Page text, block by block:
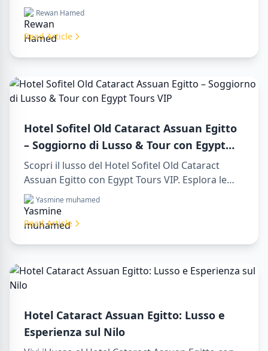
Assuan Egitto. Esplora indimenticabili day tours
in luxor egypt e goditi un memorabile day trip to
aswan from luxor.
Rewan Hamed
Read Article
Hotel Sofitel Old Cataract Assuan Egitto
– Soggiorno di Lusso & Tour con Egypt
Tours VIP
Scopri il lusso del Hotel Sofitel Old Cataract
Assuan Egitto con Egypt Tours VIP. Esplora le
attrazioni di Assuan, goditi la vista sul Nilo e i
nostri servizi turistici premium. Prenota subito il
tuo viaggio da sogno in Egitto!
Yasmine muhamed
Read Article
Hotel Cataract Assuan Egitto: Lusso e
Esperienza sul Nilo